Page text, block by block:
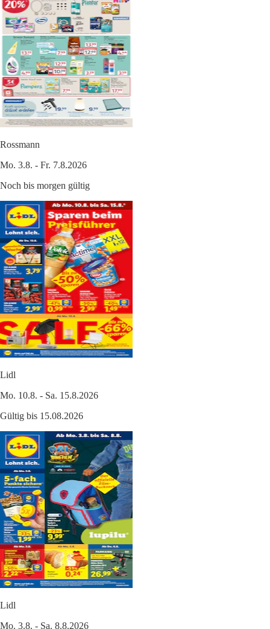
Rossmann
Mo. 3.8. - Fr. 7.8.2026
Noch bis morgen gültig
Lidl
Mo. 10.8. - Sa. 15.8.2026
Gültig bis 15.08.2026
Lidl
Mo. 3.8. - Sa. 8.8.2026